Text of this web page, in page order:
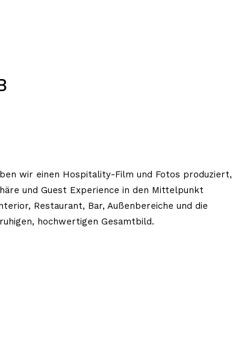
wir einen Hospitality-Film und Fotos produziert,
und Guest Experience in den Mittelpunkt
Restaurant, Bar, Außenbereiche und die
hochwertigen Gesamtbild.